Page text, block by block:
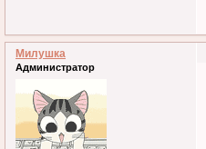
Милушка
Администратор